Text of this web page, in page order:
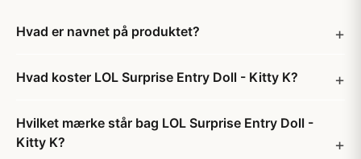
Hvad er navnet på produktet?
Hvad koster LOL Surprise Entry Doll - Kitty K?
Hvilket mærke står bag LOL Surprise Entry Doll -
Kitty K?